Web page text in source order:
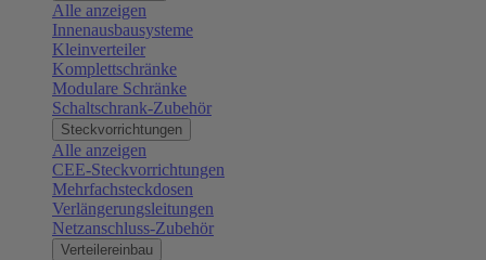
Alle anzeigen
Innenausbausysteme
Kleinverteiler
Komplettschränke
Modulare Schränke
Schaltschrank-Zubehör
Steckvorrichtungen
Alle anzeigen
CEE-Steckvorrichtungen
Mehrfachsteckdosen
Verlängerungsleitungen
Netzanschluss-Zubehör
Verteilereinbau